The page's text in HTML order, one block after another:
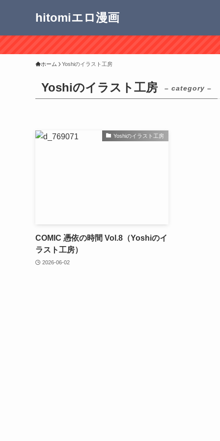
hitomiエロ漫画
ホーム Yoshiのイラスト工房
Yoshiのイラスト工房 – category –
Yoshiのイラスト工房
COMIC 憑依の時間 Vol.8（Yoshiのイ
ラスト工房）
2026-06-02